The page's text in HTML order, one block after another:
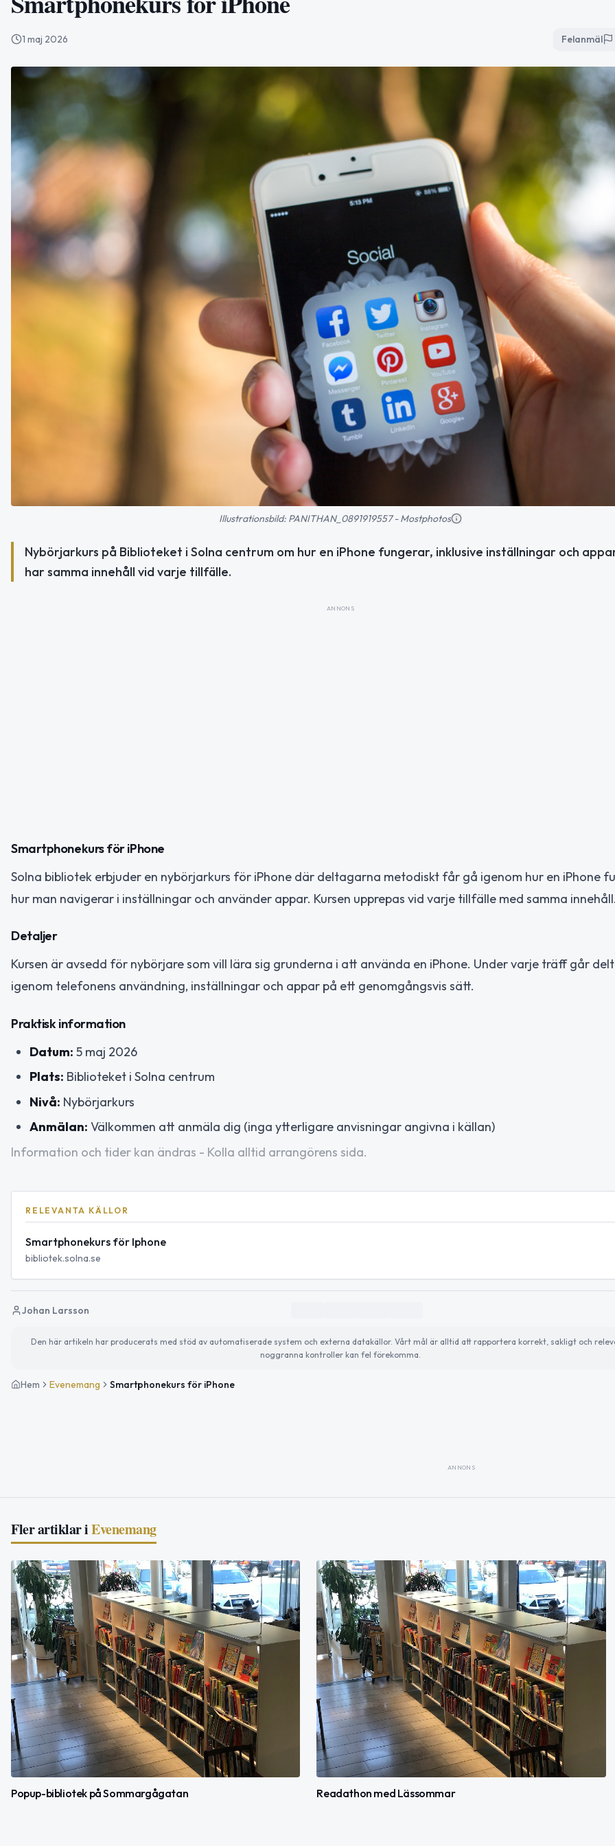
1 maj 2026 Felanmäl
Illustrationsbild: PANITHAN_0891919557 - Mostphotos
Nybörjarkurs på Biblioteket i Solna centrum om hur en iPhone fungerar, inklusive inställningar och
har samma innehåll vid varje tillfälle.
ANNONS
Smartphonekurs för iPhone
Solna bibliotek erbjuder en nybörjarkurs för iPhone där deltagarna metodiskt får gå igenom hur en iPhone
hur man navigerar i inställningar och använder appar. Kursen upprepas vid varje tillfälle med samma innehåll.
Detaljer
Kursen är avsedd för nybörjare som vill lära sig grunderna i att använda en iPhone. Under varje träff går
igenom telefonens användning, inställningar och appar på ett genomgångsvis sätt.
Praktisk information
Datum: 5 maj 2026
Plats: Biblioteket i Solna centrum
Nivå: Nybörjarkurs
Anmälan: Välkommen att anmäla dig (inga ytterligare anvisningar angivna i källan)
Information och tider kan ändras - Kolla alltid arrangörens sida.
RELEVANTA KÄLLOR
Smartphonekurs för Iphone
bibliotek.solna.se
Johan Larsson
Den här artikeln har producerats med stöd av automatiserade system och externa datakällor. Vårt mål är alltid att rapportera korrekt, sakligt och
noggranna kontroller kan fel förekomma.
Hem Evenemang Smartphonekurs för iPhone
ANNONS
Fler artiklar iEvenemang
Popup-bibliotek på Sommargågatan Readathon med Lässommar